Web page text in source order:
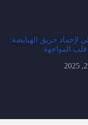
لإخماد حريق الهيايضة:
قلب المواجهة